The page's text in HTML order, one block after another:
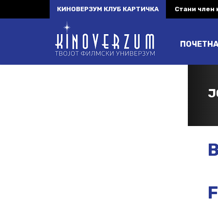
КИНОВЕРЗУМ КЛУБ КАРТИЧКА Стани член
ПОЧЕТНА